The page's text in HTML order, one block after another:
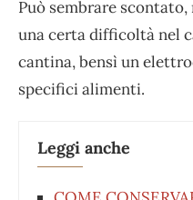
Può sembrare
una certa difficoltà nel
cantina, bensì un
specifici alimenti.
Leggi anche